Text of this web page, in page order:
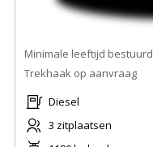
Minimale leeftijd
Trekhaak op aanvraag
Diesel
3 zitplaatsen